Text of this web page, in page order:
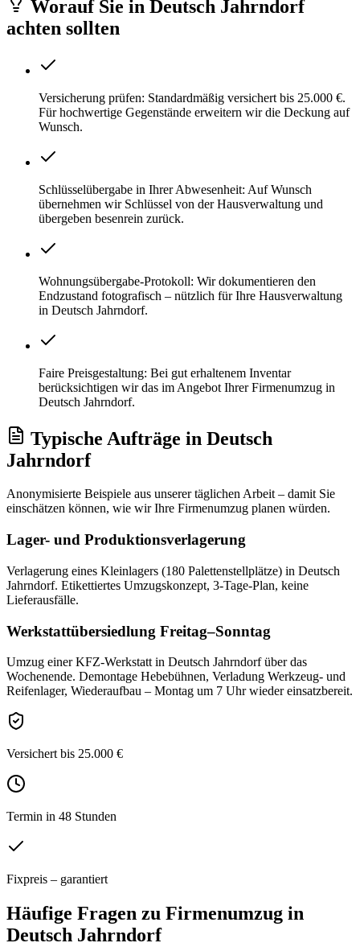
Worauf Sie in Deutsch Jahrndorf
achten sollten
Versicherung prüfen: Standardmäßig versichert bis 25.000 €.
Für hochwertige Gegenstände erweitern wir die Deckung auf
Wunsch.
Schlüsselübergabe in Ihrer Abwesenheit: Auf Wunsch
übernehmen wir Schlüssel von der Hausverwaltung und
übergeben besenrein zurück.
Wohnungsübergabe-Protokoll: Wir dokumentieren den
Endzustand fotografisch – nützlich für Ihre Hausverwaltung
in Deutsch Jahrndorf.
Faire Preisgestaltung: Bei gut erhaltenem Inventar
berücksichtigen wir das im Angebot Ihrer Firmenumzug in
Deutsch Jahrndorf.
Typische Aufträge in Deutsch
Jahrndorf
Anonymisierte Beispiele aus unserer täglichen Arbeit – damit Sie
einschätzen können, wie wir Ihre Firmenumzug planen würden.
Lager- und Produktionsverlagerung
Verlagerung eines Kleinlagers (180 Palettenstellplätze) in Deutsch
Jahrndorf. Etikettiertes Umzugskonzept, 3-Tage-Plan, keine
Lieferausfälle.
Werkstattübersiedlung Freitag–Sonntag
Umzug einer KFZ-Werkstatt in Deutsch Jahrndorf über das
Wochenende. Demontage Hebebühnen, Verladung Werkzeug- und
Reifenlager, Wiederaufbau – Montag um 7 Uhr wieder einsatzbereit.
Versichert bis 25.000 €
Termin in 48 Stunden
Fixpreis – garantiert
Häufige Fragen zu Firmenumzug in
Deutsch Jahrndorf